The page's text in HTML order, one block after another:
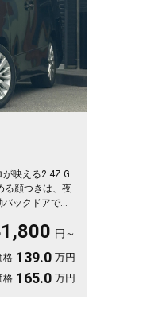
映える2.4Z G
る顔つきは、夜
ックドアで乗
ります。フリッ
合える一台と
円～
格 139.0 万円
格 165.0 万円